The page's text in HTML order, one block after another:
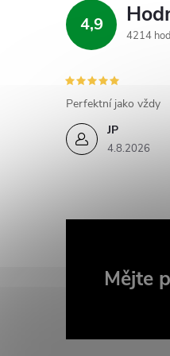
4,9
4214
JP
4.8.2026
Perfektní jako vždy
Mějte